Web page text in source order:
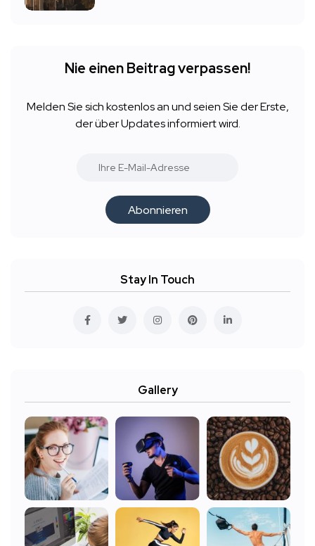
Nie einen Beitrag verpassen!
Melden Sie sich kostenlos an und seien Sie der Erste,
der über Updates informiert wird.
Abonnieren
Stay In Touch
Gallery